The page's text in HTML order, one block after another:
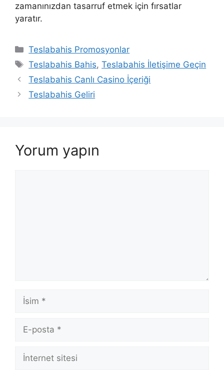
zamanınızdan tasarruf etmek için fırsatlar
yaratır.
Kategoriler
Teslabahis Promosyonlar
Etiketler
Teslabahis Bahis,Teslabahis İletişime Geçin
Teslabahis Canlı Casino İçeriği
Teslabahis Geliri
Yorum yapın
İsim
posta
İnternet
sitesi